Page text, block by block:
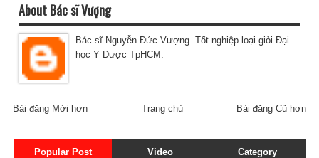
About Bác sĩ Vượng
Bác sĩ Nguyễn Đức Vượng. Tốt nghiệp loại giỏi Đại
học Y Dược TpHCM.
Bài đăng Mới hơn Bài đăng Cũ hơn
Trang chủ
Popular Post Video Category